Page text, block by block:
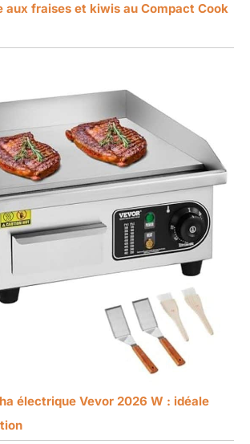
aux fraises et kiwis au Compact Cook
électrique Vevor 2026 W : idéale